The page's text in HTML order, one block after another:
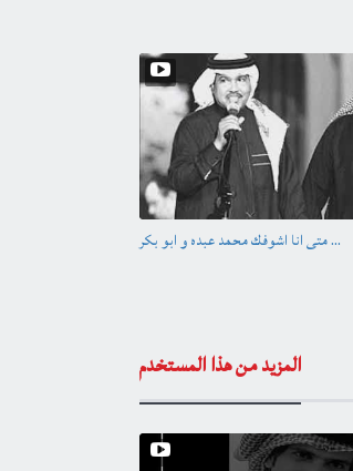
متى انا اشوفك محمد عبده و ابو بكر ...
المزيد من هذا المستخدم